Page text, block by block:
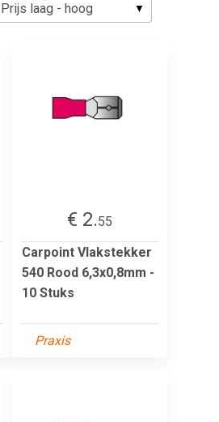
€ 2.55
Carpoint Vlakstekker
540 Rood 6,3x0,8mm -
10 Stuks
Praxis